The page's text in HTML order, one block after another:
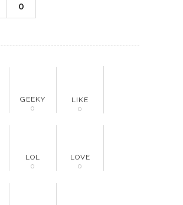
0
GEEKY
0
LIKE
0
LOL
0
LOVE
0